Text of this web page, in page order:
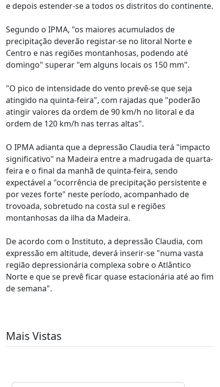
e depois estender-se a todos os distritos do continente.
Segundo o IPMA, "os maiores acumulados de
precipitação deverão registar-se no litoral Norte e
Centro e nas regiões montanhosas, podendo até
domingo" superar "em alguns locais os 150 mm".
"O pico de intensidade do vento prevê-se que seja
atingido na quinta-feira", com rajadas que "poderão
atingir valores da ordem de 90 km/h no litoral e da
ordem de 120 km/h nas terras altas".
O IPMA adianta que a depressão Claudia terá "impacto
significativo" na Madeira entre a madrugada de quarta-
feira e o final da manhã de quinta-feira, sendo
expectável a "ocorrência de precipitação persistente e
por vezes forte" neste período, acompanhado de
trovoada, sobretudo na costa sul e regiões
montanhosas da ilha da Madeira.
De acordo com o Instituto, a depressão Claudia, com
expressão em altitude, deverá inserir-se "numa vasta
região depressionária complexa sobre o Atlântico
Norte e que se prevê ficar quase estacionária até ao fim
de semana".
Mais Vistas